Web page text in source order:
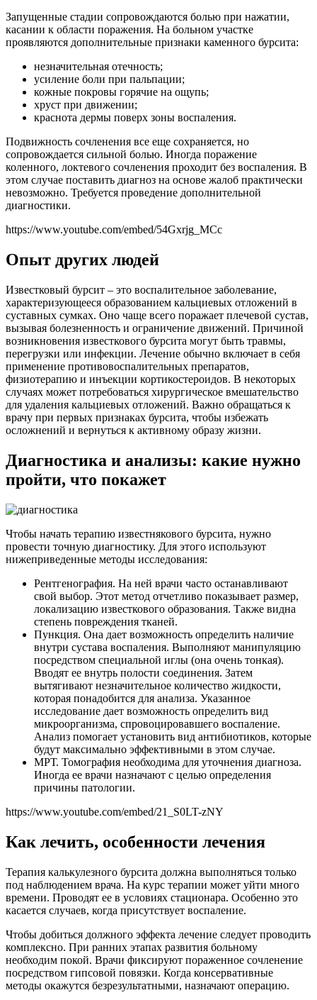
Запущенные стадии сопровождаются болью при нажатии,
касании к области поражения. На больном участке
проявляются дополнительные признаки каменного бурсита:
незначительная отечность;
усиление боли при пальпации;
кожные покровы горячие на ощупь;
хруст при движении;
краснота дермы поверх зоны воспаления.
Подвижность сочленения все еще сохраняется, но
сопровождается сильной болью. Иногда поражение
коленного, локтевого сочленения проходит без воспаления. В
этом случае поставить диагноз на основе жалоб практически
невозможно. Требуется проведение дополнительной
диагностики.
https://www.youtube.com/embed/54Gxrjg_MCc
Опыт других людей
Известковый бурсит – это воспалительное заболевание,
характеризующееся образованием кальциевых отложений в
суставных сумках. Оно чаще всего поражает плечевой сустав,
вызывая болезненность и ограничение движений. Причиной
возникновения известкового бурсита могут быть травмы,
перегрузки или инфекции. Лечение обычно включает в себя
применение противовоспалительных препаратов,
физиотерапию и инъекции кортикостероидов. В некоторых
случаях может потребоваться хирургическое вмешательство
для удаления кальциевых отложений. Важно обращаться к
врачу при первых признаках бурсита, чтобы избежать
осложнений и вернуться к активному образу жизни.
Диагностика и анализы: какие нужно
пройти, что покажет
Чтобы начать терапию известнякового бурсита, нужно
провести точную диагностику. Для этого используют
нижеприведенные методы исследования:
Рентгенография. На ней врачи часто останавливают
свой выбор. Этот метод отчетливо показывает размер,
локализацию известкового образования. Также видна
степень повреждения тканей.
Пункция. Она дает возможность определить наличие
внутри сустава воспаления. Выполняют манипуляцию
посредством специальной иглы (она очень тонкая).
Вводят ее внутрь полости соединения. Затем
вытягивают незначительное количество жидкости,
которая понадобится для анализа. Указанное
исследование дает возможность определить вид
микроорганизма, спровоцировавшего воспаление.
Анализ помогает установить вид антибиотиков, которые
будут максимально эффективными в этом случае.
МРТ. Томография необходима для уточнения диагноза.
Иногда ее врачи назначают с целью определения
причины патологии.
https://www.youtube.com/embed/21_S0LT-zNY
Как лечить, особенности лечения
Терапия калькулезного бурсита должна выполняться только
под наблюдением врача. На курс терапии может уйти много
времени. Проводят ее в условиях стационара. Особенно это
касается случаев, когда присутствует воспаление.
Чтобы добиться должного эффекта лечение следует проводить
комплексно. При ранних этапах развития больному
необходим покой. Врачи фиксируют пораженное сочленение
посредством гипсовой повязки. Когда консервативные
методы окажутся безрезультатными, назначают операцию.